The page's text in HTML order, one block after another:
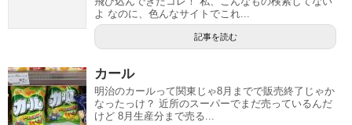
よ なのに、色んなサイトでこれ...
記事を読む
カール
明治のカールって関東じゃ8月までで販売終了じゃか
なったっけ？ 近所のスーパーでまだ売っているんだ
けど 8月生産分まで売る...